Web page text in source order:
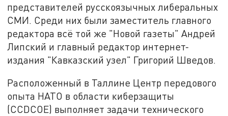
представителей русскоязычных либеральных
СМИ. Среди них были заместитель главного
редактора всё той же "Новой газеты" Андрей
Липский и главный редактор интернет-
издания "Кавказский узел" Григорий Шведов.
Расположенный в Таллине Центр передового
опыта НАТО в области киберзащиты
(CCDCOE) выполняет задачи технического